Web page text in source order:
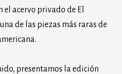
el acervo privado de El
de las piezas más raras de
presentamos la edición